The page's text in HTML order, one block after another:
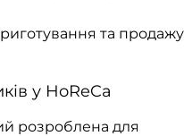
та продажу
у HoReCa
розроблена для